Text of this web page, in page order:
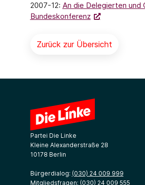
2007-12: An die Delegierten und
Bundeskonferenz
Zurück zur Übersicht
Partei Die Linke
Kleine Alexanderstraße 28
10178 Berlin
Bürgerdialog: (030) 24 009 999
Mitgliedsfragen: (030) 24 009 555